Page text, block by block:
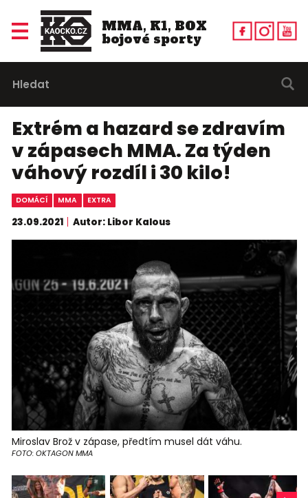
MMA, K1, BOX
bojové sporty
Extrém a hazard se zdravím
v zápasech MMA. Za týden
váhový rozdíl i 30 kilo!
DOMÁCÍ MMA EXTRA
23.09.2021 Autor: Libor Kalous
Miroslav Brož v zápase, předtím musel dát váhu.
FOTO: OKTAGON MMA